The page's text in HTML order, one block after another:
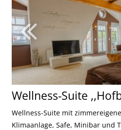
Wellness-Suite
Wellness-Suite mit
Klimaanlage, Safe, Minibar und